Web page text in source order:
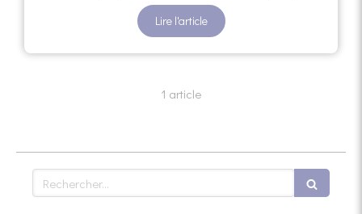
Lire l'article
1 article
Rechercher